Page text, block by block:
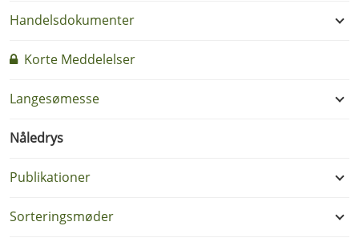
Handelsdokumenter
Korte Meddelelser
Langesømesse
Nåledrys
Publikationer
Sorteringsmøder